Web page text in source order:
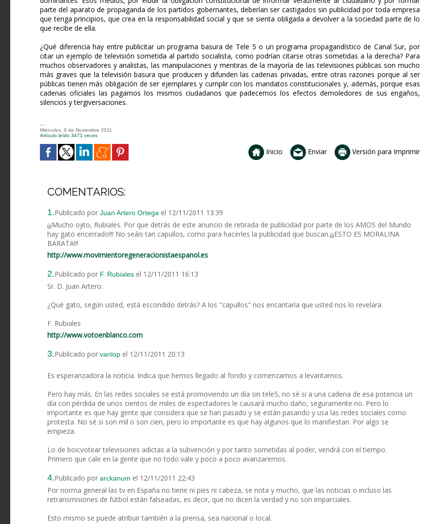
parte del aparato de propaganda de los partidos gobernantes, deberían ser castigados sin publicidad por toda empresa
que tenga principios, que crea en la responsabilidad social y que se sienta obligada a devolver a la sociedad parte de lo
que recibe de ella.
¿Qué diferencia hay entre publicitar un programa basura de Tele 5 o un programa propagandístico de Canal Sur, por
citar un ejemplo de televisión sometida al partido socialista, como podrían citarse otras sometidas a la derecha? Para
muchos observadores y analistas, las manipulaciones y mentiras de la mayoría de las televisiones públicas son mucho
más graves que la televisión basura que producen y difunden las cadenas privadas, entre otras razones porque al ser
públicas tienen más obligación de ser ejemplares y cumplir con los mandatos constitucionales y, además, porque esas
cadenas oficiales las pagamos los mismos ciudadanos que padecemos los efectos demoledores de sus engaños,
silencios y tergiversaciones.
- -
Miércoles, 9 de Noviembre 2011
Artículo leído 3471 veces
Inicio Enviar Versión para Imprimir
COMENTARIOS:
1.Publicado por Juan Artero Ortega el 12/11/2011 13:39
¡¡¡Mucho ojito, Rubiales. Por que detrás de este anuncio de retirada de publicidad por parte de los AMOS del Mundo
hay gato encerrado!!! No seáis tan capullos, como para hacerles la publicidad que buscan.¡¡¡ESTO ES MORALINA
BARATA!!!
http://www.movimientoregeneracionistaespanol.es
2.Publicado por F. Rubiales el 12/11/2011 16:13
Sr. D. Juan Artero:
¿Qué gato, según usted, está escondido detrás? A los "capullos" nos encantaría que usted nos lo revelara.
F. Rubiales
http://www.votoenblanco.com
3.Publicado por vanlop el 12/11/2011 20:13
Es esperanzadora la noticia. Indica que hemos llegado al fondo y comenzamos a levantarnos.
Pero hay más. En las redes sociales se está promoviendo un día sin tele5, no sé si a una cadena de esa potencia un
día con pérdida de unos cientos de miles de espectadores le causará mucho daño, seguramente no. Pero lo
importante es que hay gente que considera que se han pasado y se están pasando y usa las redes sociales como
protesta. No sé si son mil o son cien, pero lo importante es que hay algunos que lo manifiestan. Por algo se
empieza.
Lo de boicvotear televisiones adictas a la subvención y por tanto sometidas al poder, vendrá con el tiempo.
Primero que cale en la gente que no todo vale y poco a poco avanzaremos.
4.Publicado por arckanum el 12/11/2011 22:43
Por norma general las tv en España no tiene ni pies ni cabeza, se nota y mucho, que las noticias o incluso las
retransmisiones de fútbol están falseadas, es decir, que no dicen la verdad y no son imparciales.
Esto mismo se puede atribuir también a la prensa, sea nacional o local.